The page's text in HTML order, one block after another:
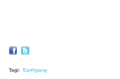
Tagi: Earthgang